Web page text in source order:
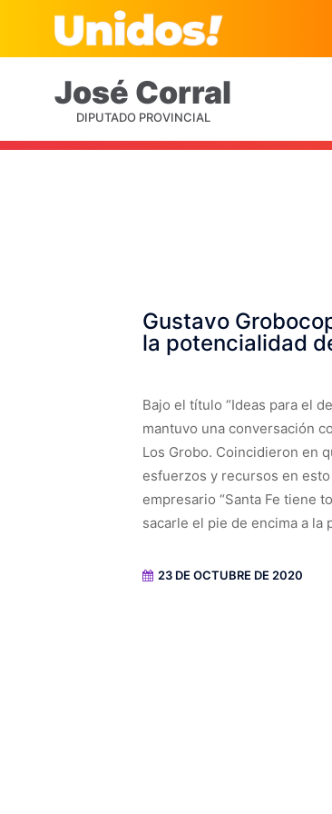
José Corral
DIPUTADO PROVINCIAL
Gustavo
la potencialidad
Bajo el título “Ideas para el
mantuvo una conversación
Los Grobo. Coincidieron en
esfuerzos y recursos en
empresario “Santa Fe tiene
sacarle el pie de encima a la
23 DE OCTUBRE DE 2020